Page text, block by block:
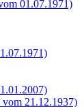
01.07.1971)
21.12.1937)